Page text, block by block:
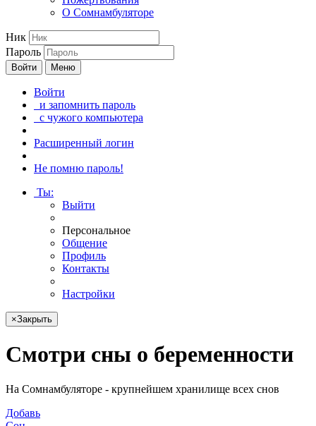
О Сомнамбуляторе
Ник
Пароль
Войти Меню
Войти
и запомнить пароль
с чужого компьютера
Расширенный логин
Не помню пароль!
Ты:
Выйти
Персональное
Общение
Профиль
Контакты
Настройки
×Закрыть
Смотри сны о беременности
На Сомнамбуляторе - крупнейшем хранилище всех снов
Добавь